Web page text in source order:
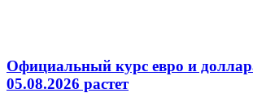
Официальный курс евро и
05.08.2026 растет